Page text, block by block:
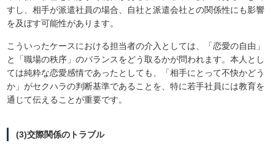
すし、相手が派遣社員の場合、自社と派遣会社との関係性にも影響
を及ぼす可能性があります。
こういったケースにおける担当者の介入としては、「恋愛の自由」
と「職場の秩序」のバランスをどう取るかが問われます。本人とし
ては純粋な恋愛感情であったとしても、「相手にとって不快かどう
か」がセクハラの判断基準であることを、特に若手社員には教育を
通じて伝えることが重要です。
(3)交際関係のトラブル